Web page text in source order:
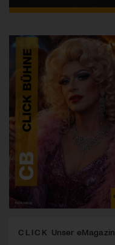
CLICK Unser eMagazin